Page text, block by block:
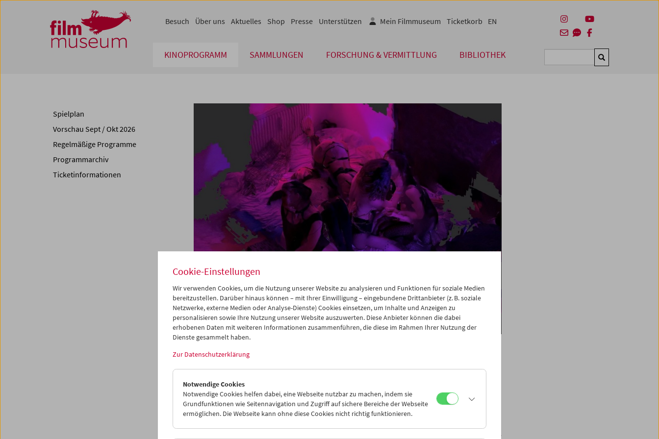
Zum Inhalt
Zum Hauptmenü
Zur Servicenavigation
Zum Suche
KINOPROGRAMM SAMMLUNGEN FORSCHUNG & VERMITTLUNG BIBLIOTHEK Suchen
Besuch Über uns Aktuelles Shop Presse Unterstützen Mein Filmmuseum Ticketkorb EN
Künstlerische Forschung als Programm:
Vienna Queerstories
8. Oktober 2022
Queere Geschichte als Geschichte einer Subkultur weist historische Leerstellen auf. Denn
Darstellungen queerer Lebensformen wurden in Österreich gemäß staatlicher Verbotsgesetze
Spielplan
Vorschau Sept / Okt 2026
Regelmäßige Programme
Programmarchiv
Ticketinformationen
Cookie-Einstellungen
Wir verwenden Cookies, um die Nutzung unserer Website zu analysieren und Funktionen für soziale Medien
bereitzustellen. Darüber hinaus können – mit Ihrer Einwilligung – eingebundene Drittanbieter (z. B. soziale
Netzwerke, externe Medien oder Analyse-Dienste) Cookies einsetzen, um Inhalte und Anzeigen zu
personalisieren sowie Ihre Nutzung unserer Website auszuwerten. Diese Anbieter können die dabei
erhobenen Daten mit weiteren Informationen zusammenführen, die diese im Rahmen Ihrer Nutzung der
Dienste gesammelt haben.
Zur Datenschutzerklärung
Notwendige Cookies
Notwendige Cookies helfen dabei, eine Webseite nutzbar zu machen, indem sie
Grundfunktionen wie Seitennavigation und Zugriff auf sichere Bereiche der Webseite
ermöglichen. Die Webseite kann ohne diese Cookies nicht richtig funktionieren.